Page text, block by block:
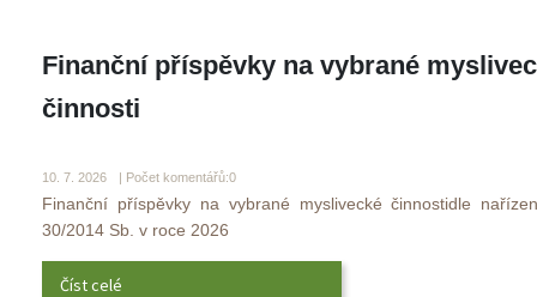
Finanční příspěvky na vybrané
činnosti
10. 7. 2026 | Počet komentářů:0
Finanční příspěvky na vybrané myslivecké činnostidle
30/2014 Sb. v roce 2026
Číst celé